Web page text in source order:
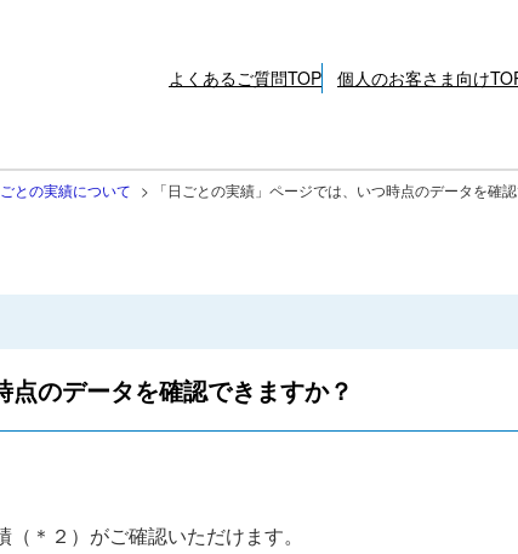
よくあるご質問TOP 個人のお客さま向け
との実績について > 「日ごとの実績」ページでは、いつ時点のデータを確
点のデータを確認できますか？
＊２）がご確認いただけます。